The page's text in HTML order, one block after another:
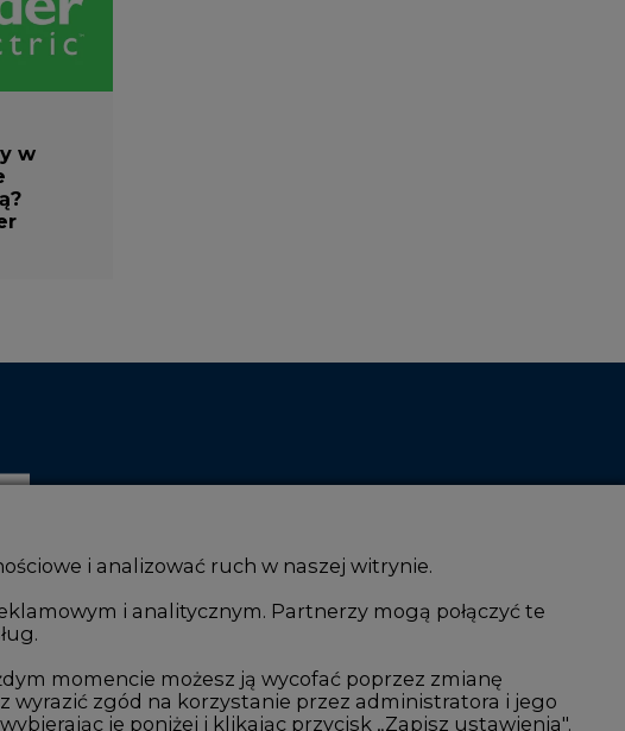
w
i AI
i IT
emisjami CO2
Fotowoltaika
Offshore wind
i analizować ruch w naszej witrynie.
i analitycznym. Partnerzy mogą połączyć te
momencie możesz ją wycofać poprzez zmianę
wyrazić zgód na korzystanie przez administratora i jego
je poniżej i klikając przycisk „Zapisz ustawienia".